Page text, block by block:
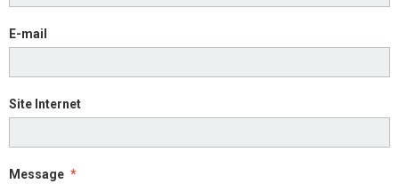
E-mail
Site Internet
Message